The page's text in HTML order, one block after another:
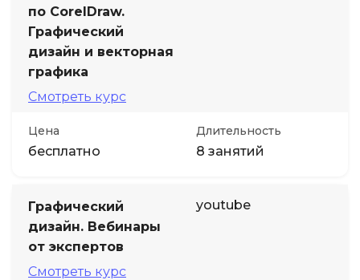
по CorelDraw.
Графический
дизайн и векторная
графика
Смотреть курс
Цена
бесплатно
Длительность
8 занятий
Графический
дизайн. Вебинары
от экспертов
Смотреть курс
youtube